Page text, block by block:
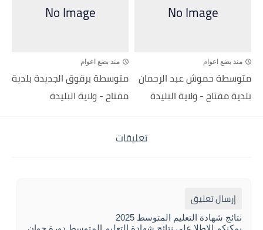
منذ بضع اعوام
متوسطة حموش عبد الرحمان
بلدية مفتاح - ولاية البليدة
منذ بضع اعوام
متوسطة برقوق الجديدة بلدية
مفتاح - ولاية البليدة
تعليقات
إرسال تعليق
نتائج شهادة التعليم المتوسط 2025
يمكنكم الاطلا على نتائج شهادة التعليم المتوسط دورة جوان